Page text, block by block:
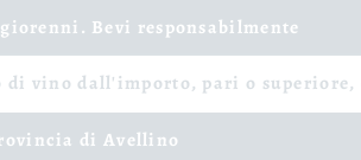
Bevi responsabilmente
vino dall'importo, pari o superiore,
di Avellino